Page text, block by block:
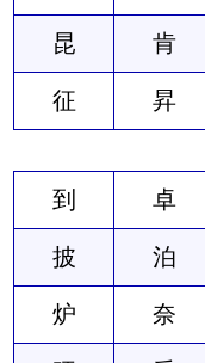
昆 肯
征 昇
到 卓
披 泊
炉 奈